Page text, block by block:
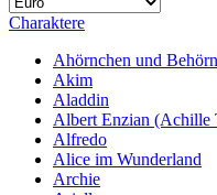
Charaktere
Ahörnchen und
Akim
Aladdin
Albert Enzian (Achille
Alfredo
Alice im Wunderland
Archie